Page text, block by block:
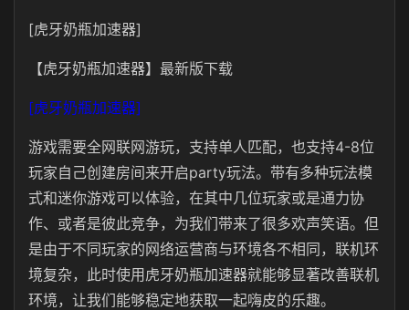
[虎牙奶瓶加速器]
【虎牙奶瓶加速器】最新版下载
[虎牙奶瓶加速器]
游戏需要全网联网游玩，支持单人匹配，也支持4-8位
玩家自己创建房间来开启party玩法。带有多种玩法模
式和迷你游戏可以体验，在其中几位玩家或是通力协
作、或者是彼此竞争，为我们带来了很多欢声笑语。但
是由于不同玩家的网络运营商与环境各不相同，联机环
境复杂，此时使用虎牙奶瓶加速器就能够显著改善联机
环境，让我们能够稳定地获取一起嗨皮的乐趣。